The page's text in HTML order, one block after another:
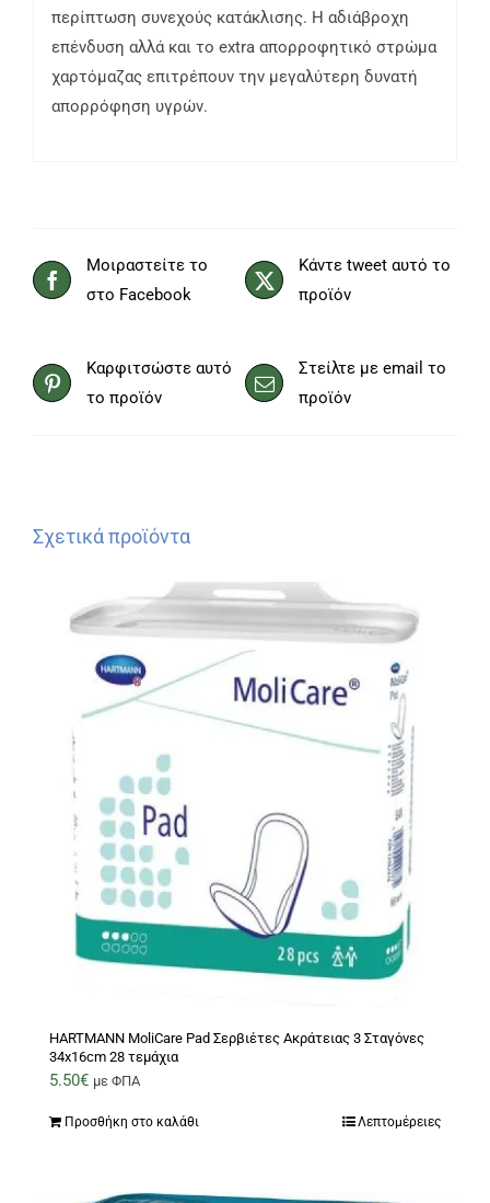
περίπτωση συνεχούς κατάκλισης. Η αδιάβροχη
επένδυση αλλά και το extra απορροφητικό στρώμα
χαρτόμαζας επιτρέπουν την μεγαλύτερη δυνατή
απορρόφηση υγρών.
Μοιραστείτε το
στο Facebook
Κάντε tweet αυτό το
προϊόν
Καρφιτσώστε αυτό
το προϊόν
Στείλτε με email το
προϊόν
Σχετικά προϊόντα
HARTMANN MoliCare Pad Σερβιέτες Ακράτειας 3 Σταγόνες
34x16cm 28 τεμάχια
5.50€ με ΦΠΑ
Προσθήκη στο καλάθι Λεπτομέρειες